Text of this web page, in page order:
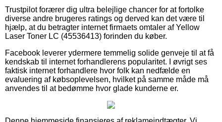
Trustpilot forærer dig ultra belejlige chancer for at fortolke
diverse andre brugeres ratings og derved kan det være til
hjælp, at du betragter internet firmaets omtaler af Yellow
Laser Toner LC (45536413) forinden du køber.
Facebook leverer ydermere temmelig solide genveje til at få
kendskab til internet forhandlerens popularitet. I øvrigt ses
faktisk internet forhandlere hvor folk kan nedfælde en
evaluering af købsoplevelsen, hvilket på samme måde må
anvendes til at bedømme hvor glade kunderne er.